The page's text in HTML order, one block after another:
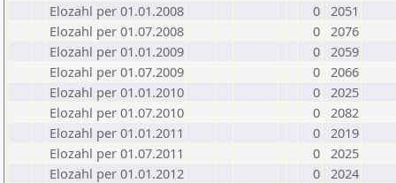
Elozahl per 01.01.2008
0 2051
Elozahl per 01.07.2008
0 2076
Elozahl per 01.01.2009
0 2059
Elozahl per 01.07.2009
0 2066
Elozahl per 01.01.2010
0 2025
Elozahl per 01.07.2010
0 2082
Elozahl per 01.01.2011
0 2019
Elozahl per 01.07.2011
0 2025
Elozahl per 01.01.2012
0 2024